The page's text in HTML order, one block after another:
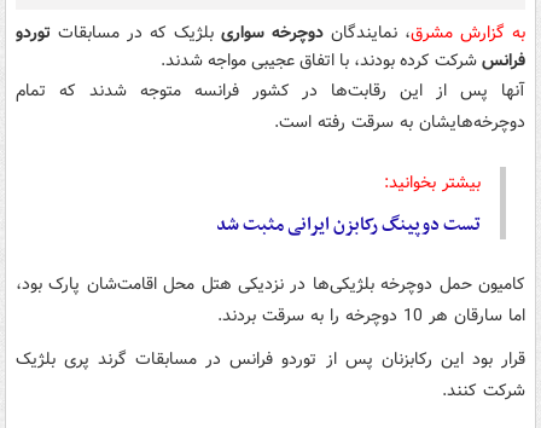
به گزارش مشرق، نمایندگان دوچرخه سواری بلژیک که در مسابقات توردو
فرانسشرکت کرده بودند، با اتفاق عجیبی مواجه شدند.
آنها پس از این رقابت‌ها در کشور فرانسه متوجه شدند که تمام
دوچرخه‌هایشان به سرقت رفته است.
بیشتر بخوانید:
تست دوپینگ رکابزن ایرانی مثبت شد
کامیون حمل دوچرخه بلژیکی‌ها در نزدیکی هتل محل اقامت‌شان پارک بود،
اما سارقان هر 10 دوچرخه را به سرقت بردند.
قرار بود این رکابزنان پس از توردو فرانس در مسابقات گرند پری بلژیک
شرکت کنند.